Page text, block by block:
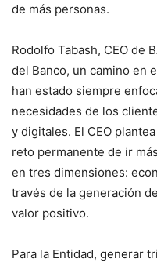
de más personas.
Rodolfo Tabash, CEO de
del Banco, un camino en
han estado siempre
necesidades de los
y digitales. El CEO
reto permanente de ir
en tres dimensiones:
través de la generación
valor positivo.
Para la Entidad, generar